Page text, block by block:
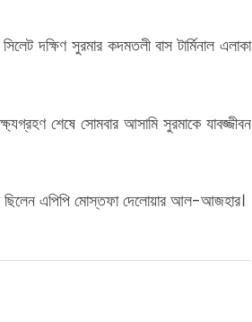
দক্ষিণ সুরমার কদমতলী বাস টার্মিনাল এলাকা
শেষে সোমবার আসামি সুরমাকে যাবজ্জীবন
ছিলেন এপিপি মোস্তফা দেলোয়ার আল-আজহার।